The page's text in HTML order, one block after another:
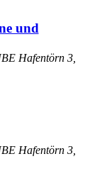
und
Hafentörn 3,
Hafentörn 3,